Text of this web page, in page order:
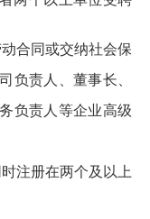
合同或交纳社会保
负责人、董事长、
负责人等企业高级
注册在两个及以上